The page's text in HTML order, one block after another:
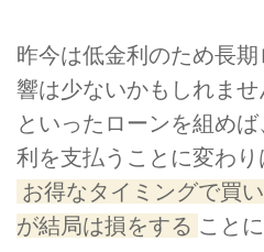
昨今は低金利のため長
響は少ないかもしれま
といったローンを組め
利を支払うことに変わ
お得なタイミングで買
が結局は損をする こと